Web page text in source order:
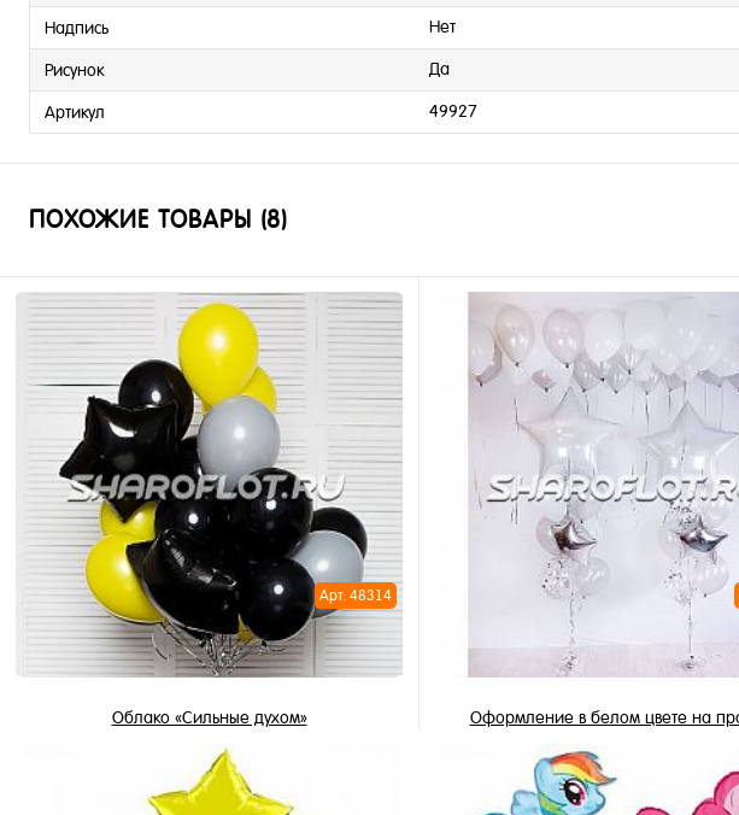
Надпись Нет
Рисунок Да
Артикул 49927
ПОХОЖИЕ ТОВАРЫ (8)
Арт: 48314
Облако «Сильные духом»
3 169 ₽ / шт
Оформление в белом цвете на
16 456 ₽